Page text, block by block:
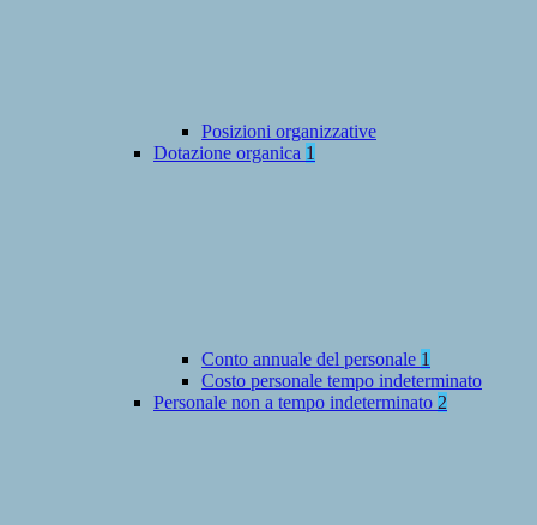
Posizioni organizzative
Dotazione organica 1
Conto annuale del personale 1
Costo personale tempo indeterminato
Personale non a tempo indeterminato 2